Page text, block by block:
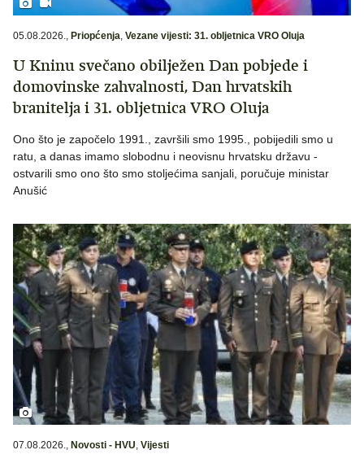
05.08.2026., Priopćenja, Vezane vijesti: 31. obljetnica VRO Oluja
U Kninu svečano obilježen Dan pobjede i
domovinske zahvalnosti, Dan hrvatskih
branitelja i 31. obljetnica VRO Oluja
Ono što je započelo 1991., završili smo 1995., pobijedili smo u
ratu, a danas imamo slobodnu i neovisnu hrvatsku državu -
ostvarili smo ono što smo stoljećima sanjali, poručuje ministar
Anušić
07.08.2026. Novosti - HVU Vijesti